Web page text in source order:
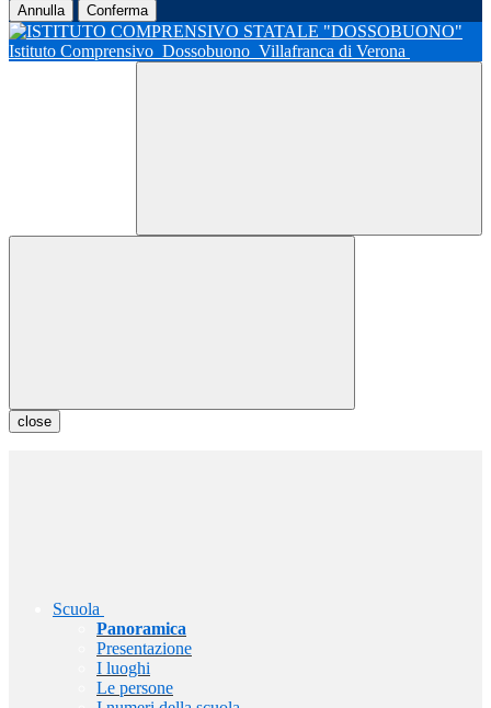
Annulla Conferma
Istituto Comprensivo Dossobuono Villafranca di Verona
close
Scuola
Panoramica
Presentazione
I luoghi
Le persone